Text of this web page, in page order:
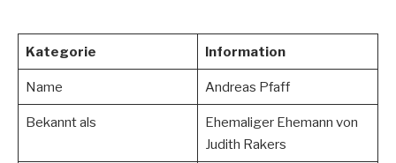
Kategorie Information
Name Andreas Pfaff
Bekannt als
Ehemaliger Ehemann von
Judith Rakers